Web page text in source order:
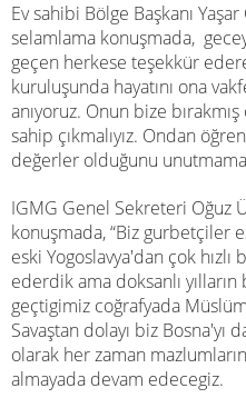
Ev sahibi Bölge Başkanı
selamlama konuşmada,
geçen herkese teşekkür
kuruluşunda hayatını ona
anıyoruz. Onun bize
sahip çıkmalıyız. Ondan
değerler olduğunu
IGMG Genel Sekreteri Oğuz
konuşmada, “Biz gurbetçiler
eski Yogoslavya'dan çok
ederdik ama doksanlı
geçtigimiz coğrafyada
Savaştan dolayı biz Bosna'yı
olarak her zaman
almayada devam edecegiz.